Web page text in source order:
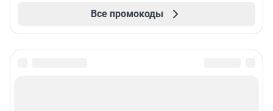
Все промокоды